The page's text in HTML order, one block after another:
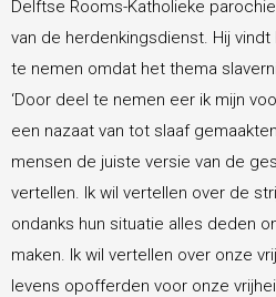
Delftse Rooms-Katholieke
van de herdenkingsdienst. Hij
te nemen omdat het thema
‘Door deel te nemen eer ik mijn
een nazaat van tot slaaf
mensen de juiste versie van de
vertellen. Ik wil vertellen over de
ondanks hun situatie alles deden
maken. Ik wil vertellen over onze
levens opofferden voor onze